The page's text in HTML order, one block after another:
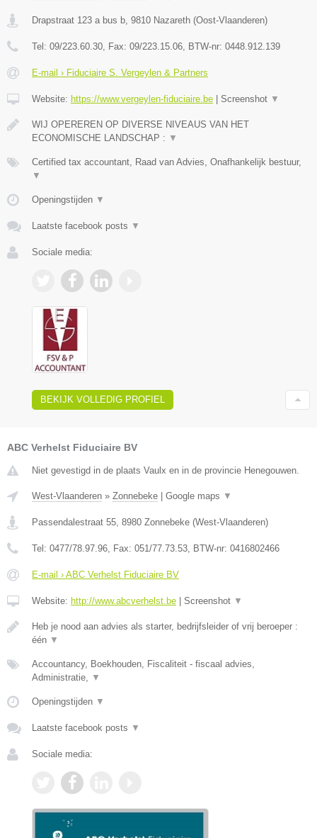
Drapstraat 123 a bus b 9810 Nazareth (Oost-Vlaanderen)
Tel: 09/223.60.30 , Fax: 09/223.15.06 , BTW-nr: 0448.912.139
E-mail › Fiduciaire S. Vergeylen & Partners
Website: https://www.vergeylen-fiduciaire.be | Screenshot ▼
WIJ OPEREREN OP DIVERSE NIVEAUS VAN HET
ECONOMISCHE LANDSCHAP : ▼
Certified tax accountant, Raad van Advies, Onafhankelijk bestuur,
▼
Openingstijden ▼
Laatste facebook posts ▼
Sociale media:
BEKIJK VOLLEDIG PROFIEL
ABC Verhelst Fiduciaire BV
Niet gevestigd in de plaats Vaulx en in de provincie Henegouwen.
West-Vlaanderen » Zonnebeke Google maps ▼
Passendalestraat 55, 8980 Zonnebeke (West-Vlaanderen)
Tel: 0477/78.97.96, Fax: 051/77.73.53, BTW-nr: 0416802466
E-mail › ABC Verhelst Fiduciaire BV
Website: http://www.abcverhelst.be Screenshot ▼
Heb je nood aan advies als starter, bedrijfsleider of vrij beroeper :
één ▼
Accountancy, Boekhouden, Fiscaliteit - fiscaal advies,
Administratie, ▼
Openingstijden ▼
Laatste facebook posts ▼
Sociale media: